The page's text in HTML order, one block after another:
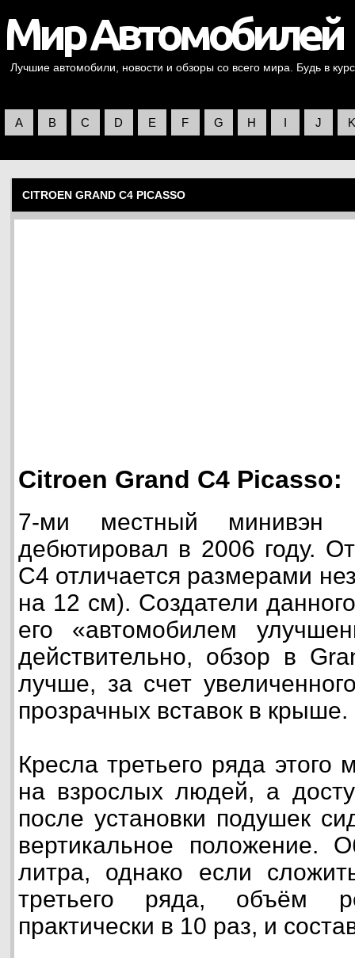
Лучшие автомобили, новости и обзоры со всего мира. Будь в
A B C D E F G H I J K
CITROEN GRAND C4 PICASSO
Citroen Grand C4 Picasso:
7-ми местный минивэн
дебютировал в 2006 году.
С4 отличается размерами
на 12 см). Создатели
его «автомобилем
действительно, обзор в
лучше, за счет
прозрачных вставок в крыше.
Кресла третьего ряда этого
на взрослых людей, а
после установки подушек
вертикальное положение.
литра, однако если
третьего ряда, объём
практически в 10 раз, и